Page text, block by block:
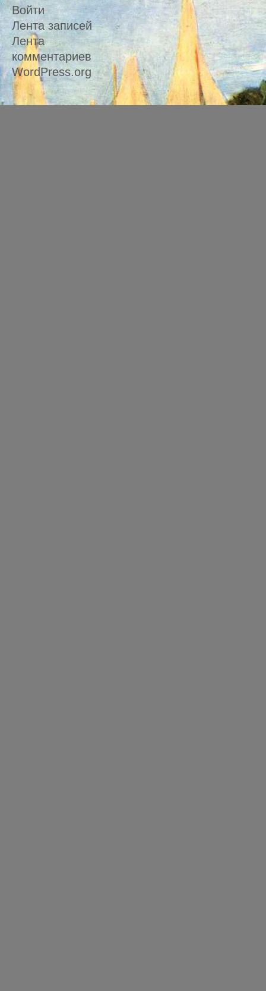
Войти
Лента записей
Лента
комментариев
WordPress.org